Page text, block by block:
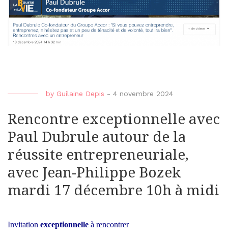
by Guilaine Depis - 4 novembre 2024
Rencontre exceptionnelle avec
Paul Dubrule autour de la
réussite entrepreneuriale,
avec Jean-Philippe Bozek
mardi 17 décembre 10h à midi
Invitation exceptionnelle à rencontrer